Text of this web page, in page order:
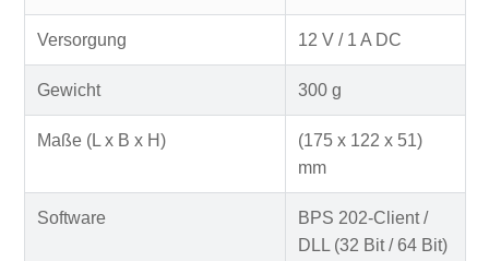
Versorgung 12 V / 1 A DC
Gewicht 300 g
Maße (L x B x H)
(175 x 122 x 51)
mm
Software
BPS 202-Client /
DLL (32 Bit / 64 Bit)